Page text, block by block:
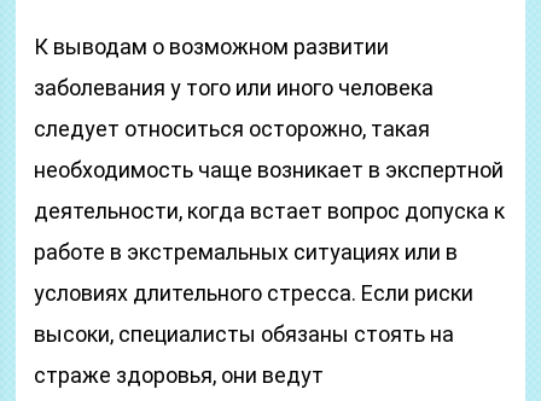
К выводам о возможном развитии
заболевания у того или иного человека
следует относиться осторожно, такая
необходимость чаще возникает в экспертной
деятельности, когда встает вопрос допуска к
работе в экстремальных ситуациях или в
условиях длительного стресса. Если риски
высоки, специалисты обязаны стоять на
страже здоровья, они ведут